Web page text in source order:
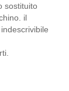
sostituito
il